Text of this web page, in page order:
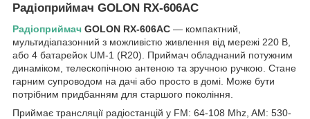
Радіоприймач GOLON RX-606AC
Радіоприймач GOLON RX-606AC — компактний,
мультидіапазонний з можливістю живлення від мережі 220 В,
або 4 батарейок UM-1 (R20). Приймач обладнаний потужним
динаміком, телескопічною антеною та зручною ручкою. Стане
гарним супроводом на дачі або просто в домі. Може бути
потрібним придбанням для старшого покоління.
Приймає трансляції радіостанцій у FM: 64-108 Mhz, AM: 530-